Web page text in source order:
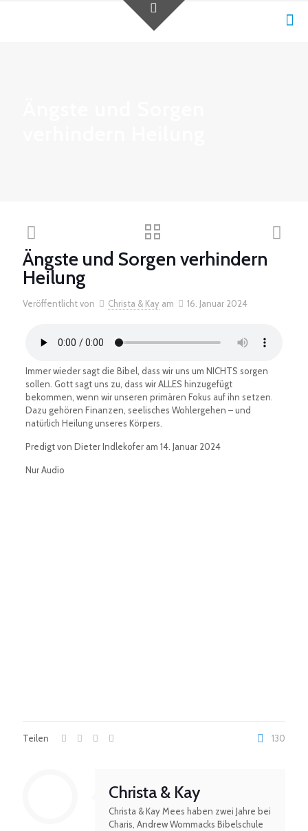
Ängste und Sorgen verhindern
Heilung
Veröffentlicht von Christa & Kay am 16. Januar 2024
Immer wieder sagt die Bibel, dass wir uns um NICHTS sorgen
sollen. Gott sagt uns zu, dass wir ALLES hinzugefügt
bekommen, wenn wir unseren primären Fokus auf ihn setzen.
Dazu gehören Finanzen, seelisches Wohlergehen – und
natürlich Heilung unseres Körpers.
Predigt von Dieter Indlekofer am 14. Januar 2024
Nur Audio
Teilen 130
Christa & Kay
Christa & Kay Mees haben zwei Jahre bei
Charis, Andrew Wommacks Bibelschule